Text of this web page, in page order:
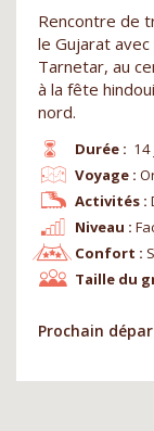
Rencontre de
le Gujarat
Tarnetar, au
à la fête
nord.
Durée : 14
Niveau :
Voyage :
Confort :
Activités :
Taille du
Prochain